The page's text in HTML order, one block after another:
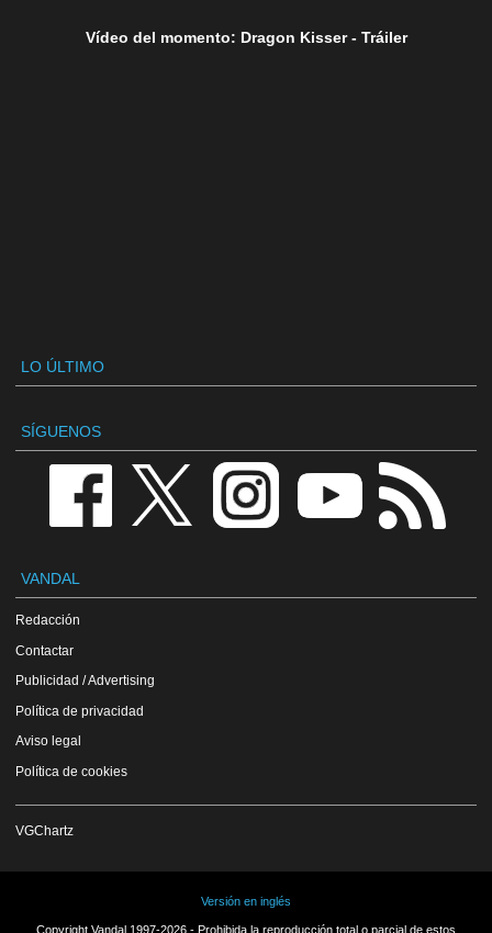
Vídeo del momento: Dragon Kisser - Tráiler
LO ÚLTIMO
SÍGUENOS
VANDAL
Redacción
Contactar
Publicidad / Advertising
Política de privacidad
Aviso legal
Política de cookies
VGChartz
Versión en inglés
Copyright Vandal 1997-2026 - Prohibida la reproducción total o parcial de estos